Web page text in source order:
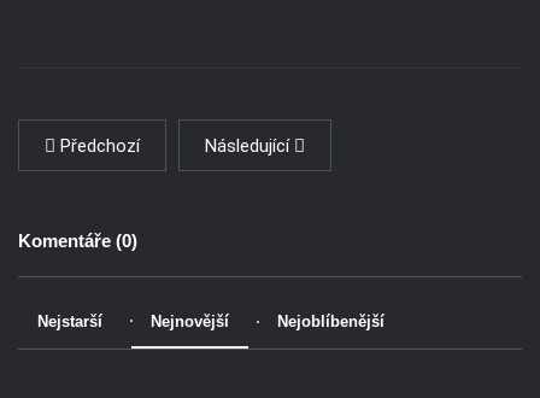
Předchozí Následující
Komentáře (0)
Nejstarší Nejnovější Nejoblíbenější